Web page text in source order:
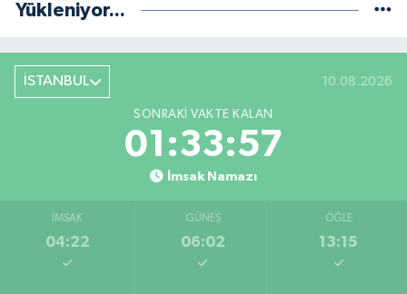
Yükleniyor...
İSTANBUL 10.08.2026
SONRAKI VAKTE KALAN
01:33:56
İmsak Namazı
İMSAK
04:22
GÜNEŞ
06:02
ÖĞLE
13:15